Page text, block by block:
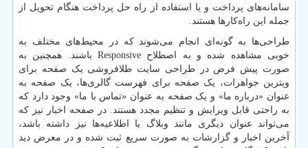
سامانه‌های پرداخت و یا استفاده از راه حل پرداخت هنگام تحویل از
جمله این راه‌کارها هستند
طراحی‌ها به گونه‌ای انجام می‌شوند که در محیط‌های مختلف به
خوبی مشاهده شده و به اصطلاح Responsive باشند. همچنین به
صورت پیش فرض در طراحی سایت طلافروشی یک صفحه برای
ویترین جواهرات، یک صفحه برای فهرست گالری‌ها، یک صفحه به
عنوان «درباره ما» و یک صفحه به عنوان «تماس با ما» وجود دارد که
به راحتی قابل ویرایش و تنظیم مجدد هستند. در صفحه اخبار نیز که
می‌تواند عنوان دیگری مانند وبلاگ یا اطلاعیه‌ها نیز داشته باشد،
آخرین اخبار و گزارشات به صورت سریع ثبت شده و در معرض دید